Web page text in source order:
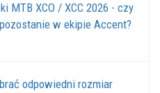
MTB XCO / XCC 2026 - czy
w ekipie Accent?
odpowiedni rozmiar